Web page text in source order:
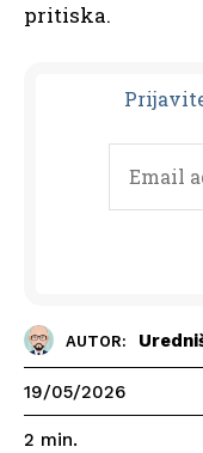
pritiska.
Prijavit
AUTOR:
19/05/2026
2 min.